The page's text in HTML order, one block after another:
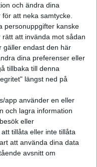
och ändra dina
att neka samtycke.
personuppgifter kanske
att invända mot sådan
gäller endast den här
dina preferenser eller
tillbaka till denna
längst ned på
app använder en eller
och lagra information
eller
tillåta eller inte tillåta
att använda dina data
avsnitt om
nyheterna!